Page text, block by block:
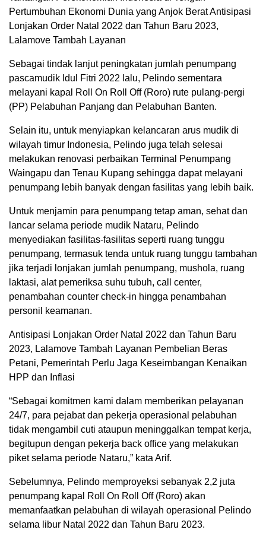
Pertumbuhan Ekonomi Dunia yang Anjok Berat Antisipasi
Lonjakan Order Natal 2022 dan Tahun Baru 2023,
Lalamove Tambah Layanan
Sebagai tindak lanjut peningkatan jumlah penumpang
pascamudik Idul Fitri 2022 lalu, Pelindo sementara
melayani kapal Roll On Roll Off (Roro) rute pulang-pergi
(PP) Pelabuhan Panjang dan Pelabuhan Banten.
Selain itu, untuk menyiapkan kelancaran arus mudik di
wilayah timur Indonesia, Pelindo juga telah selesai
melakukan renovasi perbaikan Terminal Penumpang
Waingapu dan Tenau Kupang sehingga dapat melayani
penumpang lebih banyak dengan fasilitas yang lebih baik.
Untuk menjamin para penumpang tetap aman, sehat dan
lancar selama periode mudik Nataru, Pelindo
menyediakan fasilitas-fasilitas seperti ruang tunggu
penumpang, termasuk tenda untuk ruang tunggu tambahan
jika terjadi lonjakan jumlah penumpang, mushola, ruang
laktasi, alat pemeriksa suhu tubuh, call center,
penambahan counter check-in hingga penambahan
personil keamanan.
Antisipasi Lonjakan Order Natal 2022 dan Tahun Baru
2023, Lalamove Tambah Layanan Pembelian Beras
Petani, Pemerintah Perlu Jaga Keseimbangan Kenaikan
HPP dan Inflasi
“Sebagai komitmen kami dalam memberikan pelayanan
24/7, para pejabat dan pekerja operasional pelabuhan
tidak mengambil cuti ataupun meninggalkan tempat kerja,
begitupun dengan pekerja back office yang melakukan
piket selama periode Nataru,” kata Arif.
Sebelumnya, Pelindo memproyeksi sebanyak 2,2 juta
penumpang kapal Roll On Roll Off (Roro) akan
memanfaatkan pelabuhan di wilayah operasional Pelindo
selama libur Natal 2022 dan Tahun Baru 2023.